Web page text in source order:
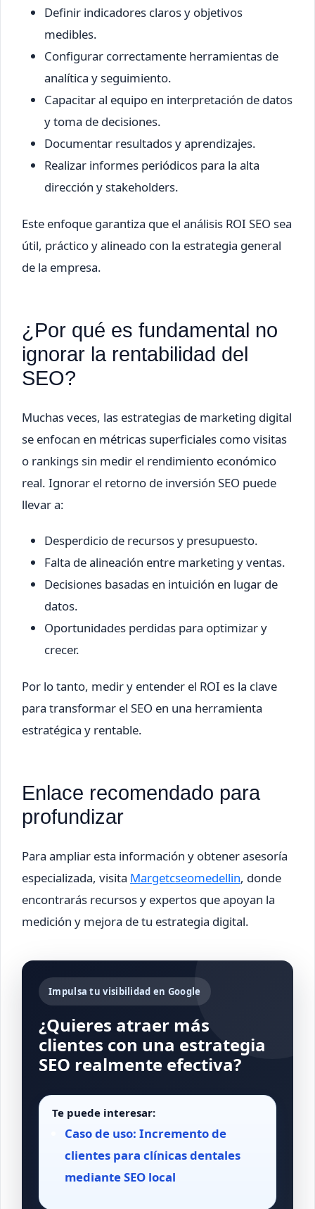
Definir indicadores claros y objetivos
medibles.
Configurar correctamente herramientas de
analítica y seguimiento.
Capacitar al equipo en interpretación de datos
y toma de decisiones.
Documentar resultados y aprendizajes.
Realizar informes periódicos para la alta
dirección y stakeholders.
Este enfoque garantiza que el análisis ROI SEO sea
útil, práctico y alineado con la estrategia general
de la empresa.
¿Por qué es fundamental no
ignorar la rentabilidad del
SEO?
Muchas veces, las estrategias de marketing digital
se enfocan en métricas superficiales como visitas
o rankings sin medir el rendimiento económico
real. Ignorar el retorno de inversión SEO puede
llevar a:
Desperdicio de recursos y presupuesto.
Falta de alineación entre marketing y ventas.
Decisiones basadas en intuición en lugar de
datos.
Oportunidades perdidas para optimizar y
crecer.
Por lo tanto, medir y entender el ROI es la clave
para transformar el SEO en una herramienta
estratégica y rentable.
Enlace recomendado para
profundizar
Para ampliar esta información y obtener asesoría
especializada, visita Margetcseomedellin, donde
encontrarás recursos y expertos que apoyan la
medición y mejora de tu estrategia digital.
Impulsa tu visibilidad en Google
¿Quieres atraer más
clientes con una estrategia
SEO realmente efectiva?
Te puede interesar:
Caso de uso: Incremento de
clientes para clínicas dentales
mediante SEO local